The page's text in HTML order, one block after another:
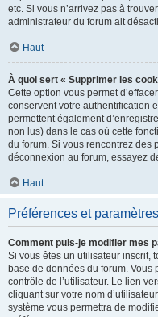
etc. Si vous n’arrivez pas à
administrateur du forum ait
Haut
À quoi sert « Supprimer les
Cette option vous permet
conservent votre authentification
permettent également
non lus) dans le cas où cette
du forum. Si vous rencontrez des
déconnexion au forum, essayez
Haut
Préférences et
Comment puis-je modifier mes
Si vous êtes un utilisateur inscrit,
base de données du forum.
contrôle de l’utilisateur. Le lien
cliquant sur votre nom
système vous permettra de